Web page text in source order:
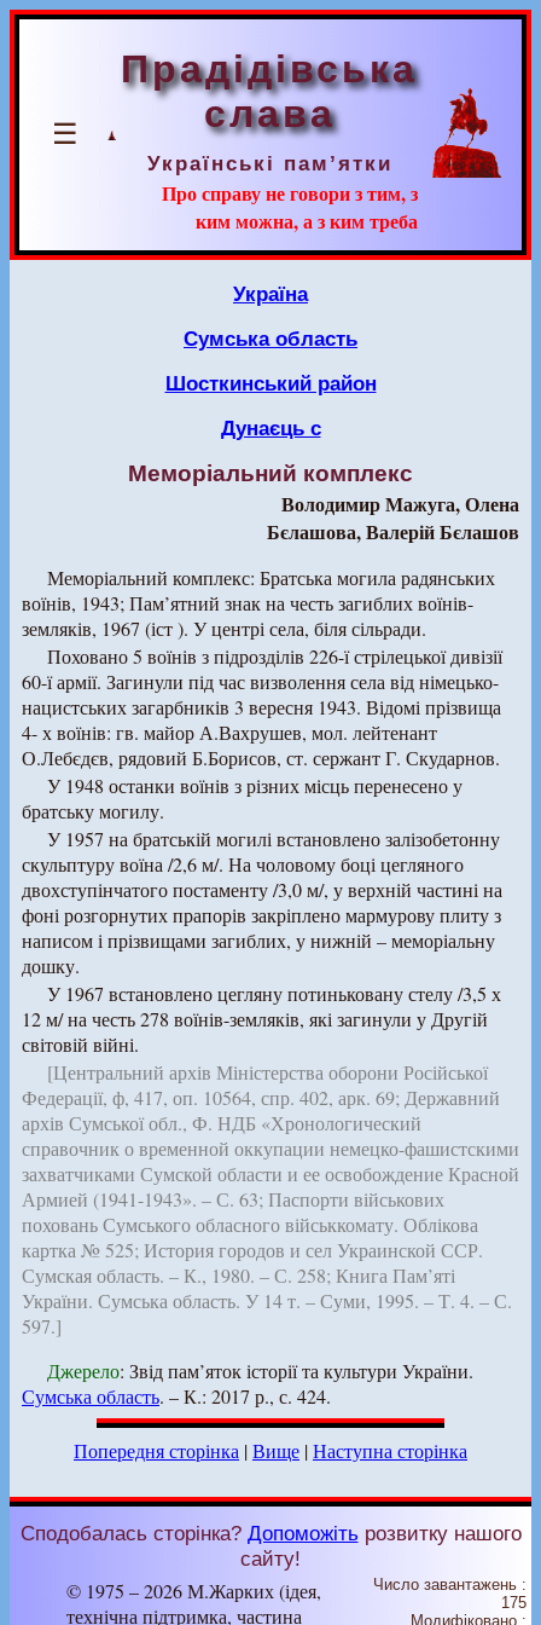
☰
Прадідівська
слава
Українські пам’ятки
Про справу не говори з тим, з
ким можна, а з ким треба
Україна
Сумська область
Шосткинський район
Дунаєць с
Меморіальний комплекс
Володимир Мажуга, Олена
Бєлашова, Валерій Бєлашов
Меморіальний комплекс: Братська могила радянських
воїнів, 1943; Пам’ятний знак на честь загиблих воїнів-
земляків, 1967 (іст ). У центрі села, біля сільради.
Поховано 5 воїнів з підрозділів 226-ї стрілецької дивізії
60-ї армії. Загинули під час визволення села від німецько-
нацистських загарбників 3 вересня 1943. Відомі прізвища
4- х воїнів: гв. майор А.Вахрушев, мол. лейтенант
О.Лебєдєв, рядовий Б.Борисов, ст. сержант Г. Скударнов.
У 1948 останки воїнів з різних місць перенесено у
братську могилу.
У 1957 на братській могилі встановлено залізобетонну
скульптуру воїна /2,6 м/. На чоловому боці цегляного
двохступінчатого постаменту /3,0 м/, у верхній частині на
фоні розгорнутих прапорів закріплено мармурову плиту з
написом і прізвищами загиблих, у нижній – меморіальну
дошку.
У 1967 встановлено цегляну потиньковану стелу /3,5 х
12 м/ на честь 278 воїнів-земляків, які загинули у Другій
світовій війні.
[Центральний архів Міністерства оборони Російської
Федерації, ф, 417, оп. 10564, спр. 402, арк. 69; Державний
архів Сумської обл., Ф. НДБ «Хронологический
справочник о временной оккупации немецко-фашистскими
захватчиками Сумской области и ее освобождение Красной
Армией (1941-1943». – С. 63; Паспорти військових
поховань Сумського обласного військкомату. Облікова
картка № 525; История городов и сел Украинской ССР.
Сумская область. – К., 1980. – С. 258; Книга Пам’яті
України. Сумська область. У 14 т. – Суми, 1995. – Т. 4. – С.
597.]
Джерело: Звід пам’яток історії та культури України.
Сумська область. – К.: 2017 р., с. 424.
Попередня сторінка |Вище |Наступна сторінка
Сподобалась сторінка? Допоможіть розвитку нашого
сайту!
© 1975 – 2026 М.Жарких (ідея,
технічна підтримка, частина
Число завантажень :
175
Модифіковано :